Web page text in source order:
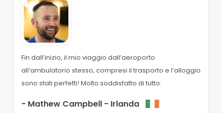
Fin dall’inizio, il mio viaggio dall’aeroporto
all’ambulatorio stesso, compresi il trasporto e l’alloggio
sono stati perfetti! Molto soddisfatto di tutto.
- Mathew Campbell - Irlanda